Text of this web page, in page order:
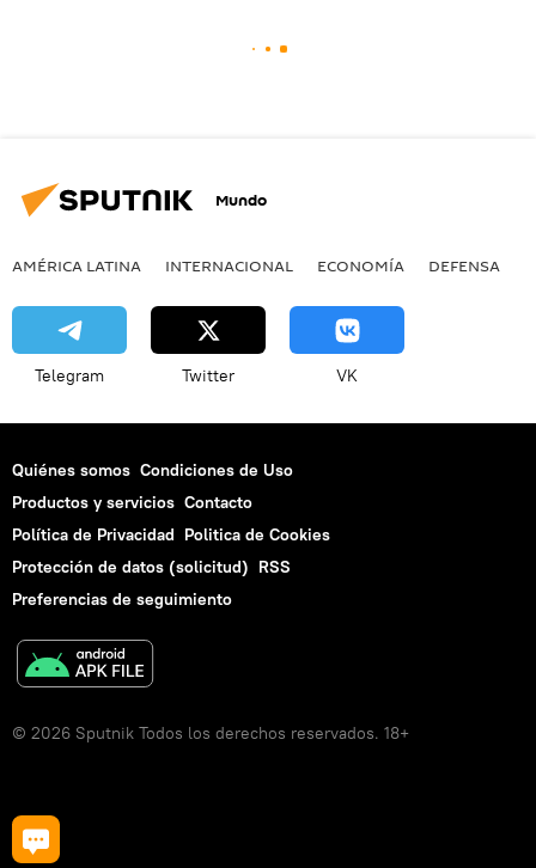
Mundo
AMÉRICA LATINA INTERNACIONAL ECONOMÍA DEFENSA
Telegram Twitter VK
Quiénes somos Condiciones de Uso
Productos y servicios Contacto
Política de Privacidad Politica de Cookies
Protección de datos (solicitud) RSS
Preferencias de seguimiento
© 2026 Sputnik Todos los derechos reservados. 18+